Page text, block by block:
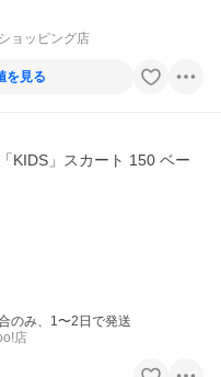
ョッピング店
を見る
KIDS」スカート 150 ベー
のみ、1〜2日で発送
店